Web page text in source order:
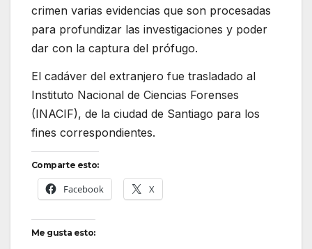
crimen varias evidencias que son procesadas
para profundizar las investigaciones y poder
dar con la captura del prófugo.
El cadáver del extranjero fue trasladado al
Instituto Nacional de Ciencias Forenses
(INACIF), de la ciudad de Santiago para los
fines correspondientes.
Comparte esto:
Facebook X
Me gusta esto: